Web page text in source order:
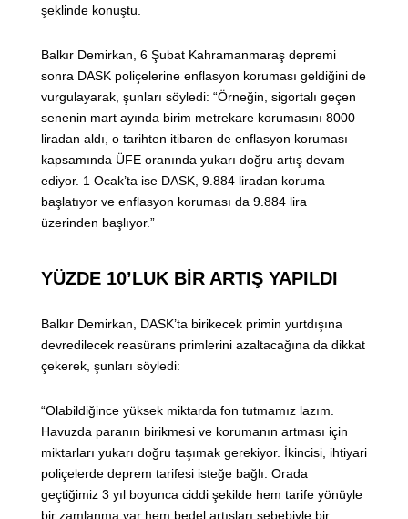
şeklinde konuştu.
Balkır Demirkan, 6 Şubat Kahramanmaraş depremi
sonra DASK poliçelerine enflasyon koruması geldiğini de
vurgulayarak, şunları söyledi: “Örneğin, sigortalı geçen
senenin mart ayında birim metrekare korumasını 8000
liradan aldı, o tarihten itibaren de enflasyon koruması
kapsamında ÜFE oranında yukarı doğru artış devam
ediyor. 1 Ocak’ta ise DASK, 9.884 liradan koruma
başlatıyor ve enflasyon koruması da 9.884 lira
üzerinden başlıyor.”
YÜZDE 10’LUK BİR ARTIŞ YAPILDI
Balkır Demirkan, DASK’ta birikecek primin yurtdışına
devredilecek reasürans primlerini azaltacağına da dikkat
çekerek, şunları söyledi:
“Olabildiğince yüksek miktarda fon tutmamız lazım.
Havuzda paranın birikmesi ve korumanın artması için
miktarları yukarı doğru taşımak gerekiyor. İkincisi, ihtiyari
poliçelerde deprem tarifesi isteğe bağlı. Orada
geçtiğimiz 3 yıl boyunca ciddi şekilde hem tarife yönüyle
bir zamlanma var hem bedel artışları sebebiyle bir